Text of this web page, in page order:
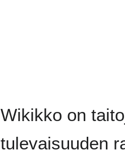
Wikikko on
tulevaisuuden